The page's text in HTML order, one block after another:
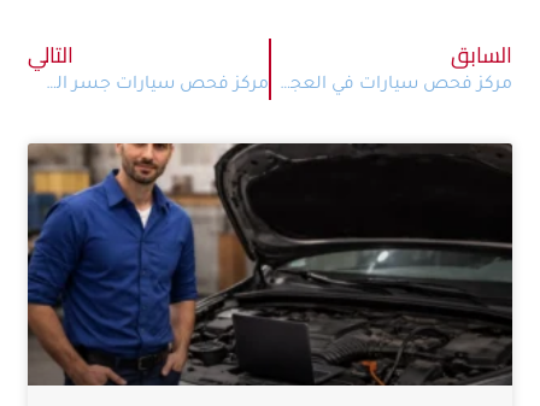
السابق
مركز فحص سيارات في العجوزة | فحص ميداني بخبرة هندسية حقيقية
التالي
مركز فحص سيارات جسر السويس | فحص هندسي ميداني من كارنا CarNa 01554051039